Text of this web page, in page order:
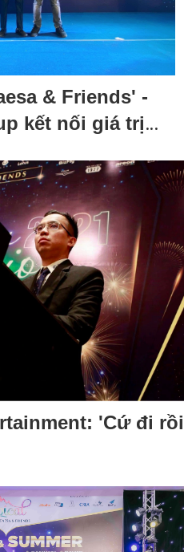
& Friends' -
kết nối giá trị
'Cứ đi rồi